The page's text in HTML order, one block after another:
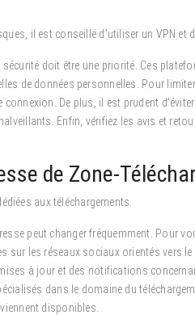
il est conseillé d’utiliser un VPN et
doit être une priorité. Ces
de données personnelles. Pour
De plus, il est prudent
Enfin, vérifiez les avis et
de Zone-
aux téléchargements.
peut changer fréquemment. Pour
les réseaux sociaux orientés vers le
à jour et des notifications
dans le domaine du
disponibles.